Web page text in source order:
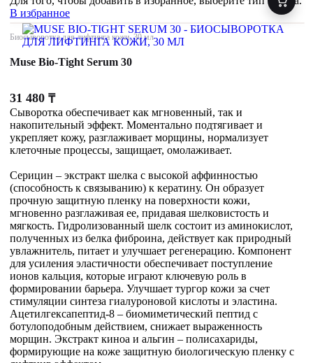
В избранное
Биосыворотка для лифтинга кожи, 30 мл
Muse Bio-Tight Serum 30
31 480 ₸
Сыворотка обеспечивает как мгновенный, так и
накопительный эффект. Моментально подтягивает и
укрепляет кожу, разглаживает морщины, нормализует
клеточные процессы, защищает, омолаживает.
Серицин – экстракт шелка с высокой аффинностью
(способность к связыванию) к кератину. Он образует
прочную защитную пленку на поверхности кожи,
мгновенно разглаживая ее, придавая шелковистость и
мягкость. Гидролизованный шелк состоит из аминокислот,
полученных из белка фиброина, действует как природный
увлажнитель, питает и улучшает регенерацию. Компонент
для усиления эластичности обеспечивает поступление
ионов кальция, которые играют ключевую роль в
формировании барьера. Улучшает тургор кожи за счет
стимуляции синтеза гиалуроновой кислоты и эластина.
Ацетилгексапептид-8 – биомиметический пептид с
ботулоподобным действием, снижает выраженность
морщин. Экстракт киноа и альгин – полисахариды,
формирующие на коже защитную биологическую пленку с